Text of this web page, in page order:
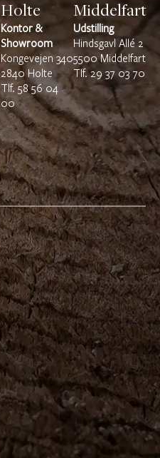
Holte
Kontor &
Showroom
Kongevejen 340
2840 Holte
Tlf. 58 56 04
00
Middelfart
Udstilling
Hindsgavl Allé 2
5500 Middelfart
TIf.29 37 03 70